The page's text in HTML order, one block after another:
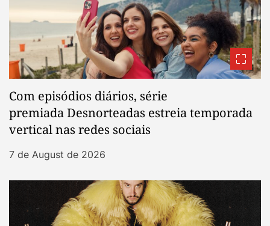
Com episódios diários, série
premiada Desnorteadas estreia temporada
vertical nas redes sociais
7 de August de 2026